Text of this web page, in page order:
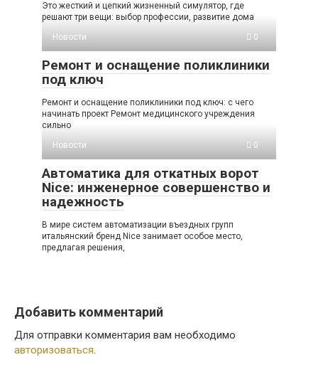
Это жесткий и цепкий жизненный симулятор, где
решают три вещи: выбор профессии, развитие дома
Новости
0
Ремонт и оснащение поликлиники
под ключ
Ремонт и оснащение поликлиники под ключ: с чего
начинать проект Ремонт медицинского учреждения
сильно
Новости
0
Автоматика для откатных ворот
Nice: инженерное совершенство и
надежность
В мире систем автоматизации въездных групп
итальянский бренд Nice занимает особое место,
предлагая решения,
Добавить комментарий
Для отправки комментария вам необходимо
авторизоваться.